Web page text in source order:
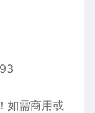
如需商用或